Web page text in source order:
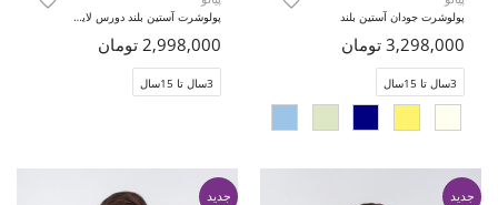
پولوشرت جودان آستین بلند
3,298,000 تومان
3سال تا 15سال
پولوشرت آستین بلند دورس لایکرا (ست با کد 11434)
2,998,000 تومان
3سال تا 15سال
جدید جدید